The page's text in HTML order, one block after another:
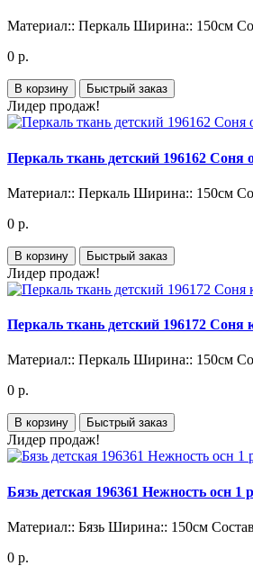
Материал:: Перкаль Ширина:: 150см
0 р.
В корзину Быстрый заказ
Лидер продаж!
Перкаль ткань детский 196162 Соня
Материал:: Перкаль Ширина:: 150см
0 р.
В корзину Быстрый заказ
Лидер продаж!
Перкаль ткань детский 196172 Соня
Материал:: Перкаль Ширина:: 150см
0 р.
В корзину Быстрый заказ
Лидер продаж!
Бязь детская 196361 Нежность осн 1
Материал:: Бязь Ширина:: 150см
0 р.